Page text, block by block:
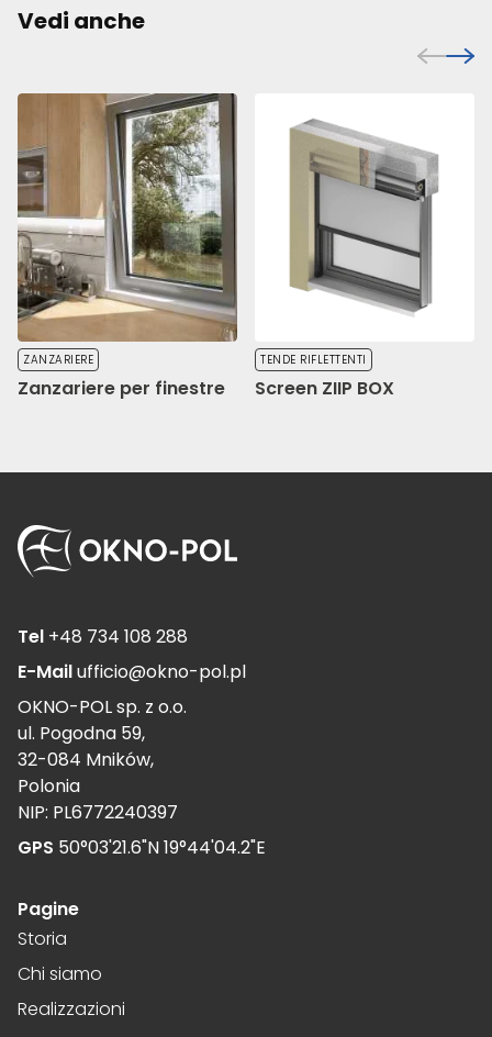
Vedi anche
ZANZARIERE
Zanzariere per finestre
TENDE RIFLETTENTI
Screen ZIIP BOX
Tel +48 734 108 288
E-Mailufficio@okno-pol.pl
OKNO-POL sp. z o.o.
ul. Pogodna 59,
32-084 Mników,
Polonia
NIP: PL6772240397
GPS 50°03'21.6"N 19°44'04.2"E
Pagine
Storia
Chi siamo
Realizzazioni